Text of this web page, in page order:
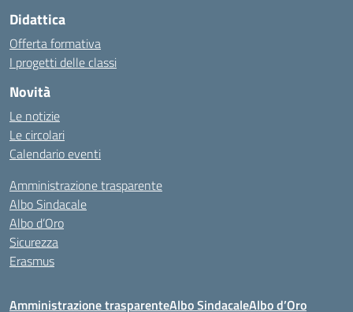
Didattica
Offerta formativa
I progetti delle classi
Novità
Le notizie
Le circolari
Calendario eventi
Amministrazione trasparente
Albo Sindacale
Albo d’Oro
Sicurezza
Erasmus
Amministrazione trasparenteAlbo SindacaleAlbo d’Oro